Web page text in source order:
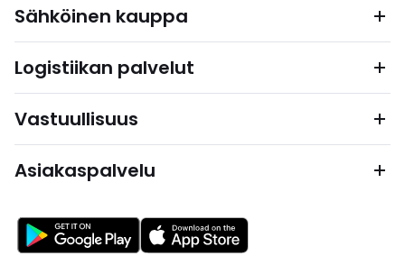
Sähköinen kauppa
Logistiikan palvelut
Vastuullisuus
Asiakaspalvelu